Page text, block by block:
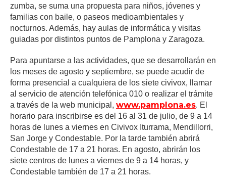
zumba, se suma una propuesta para niños, jóvenes y
familias con baile, o paseos medioambientales y
nocturnos. Además, hay aulas de informática y visitas
guiadas por distintos puntos de Pamplona y Zaragoza.
Para apuntarse a las actividades, que se desarrollarán en
los meses de agosto y septiembre, se puede acudir de
forma presencial a cualquiera de los siete civivox, llamar
al servicio de atención telefónica 010 o realizar el trámite
a través de la web municipal, www.pamplona.es. El
horario para inscribirse es del 16 al 31 de julio, de 9 a 14
horas de lunes a viernes en Civivox Iturrama, Mendillorri,
San Jorge y Condestable. Por la tarde también abrirá
Condestable de 17 a 21 horas. En agosto, abrirán los
siete centros de lunes a viernes de 9 a 14 horas, y
Condestable también de 17 a 21 horas.